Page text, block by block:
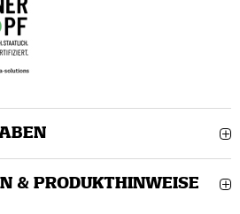
& PRODUKTHINWEISE